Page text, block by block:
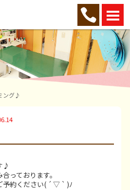
ング♪
♪
っております。
予約ください( ´ ▽ ` )ﾉ